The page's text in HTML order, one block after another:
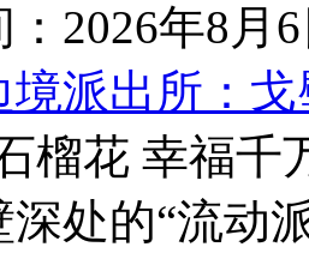
2026年8月
境派出所：
石榴花 幸福
深处的“流动